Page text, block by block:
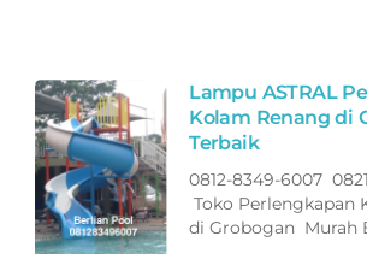
Lampu ASTRAL
Kolam Renang di
Terbaik
0812-8349-6007
Toko Perlengkapan
di Grobogan Murah